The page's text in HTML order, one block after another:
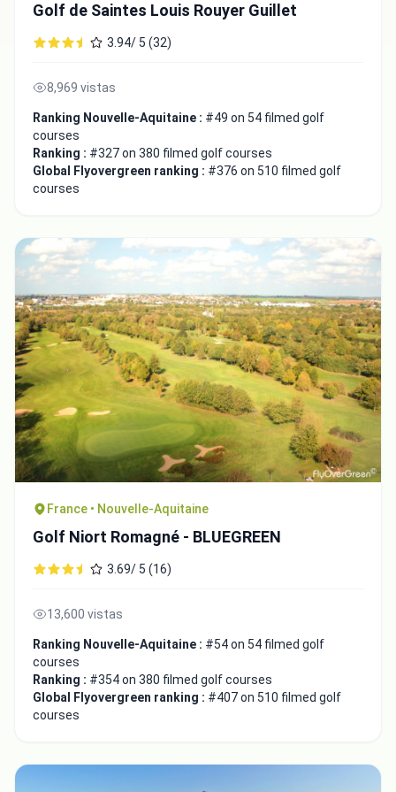
Golf de Saintes Louis Rouyer Guillet
3.94/ 5 (32)
8,969 vistas
Ranking Nouvelle-Aquitaine : #49 on 54 filmed golf
courses
Ranking : #327 on 380 filmed golf courses
Global Flyovergreen ranking : #376 on 510 filmed golf
courses
France • Nouvelle-Aquitaine
Golf Niort Romagné - BLUEGREEN
3.69/ 5 (16)
13,600 vistas
Ranking Nouvelle-Aquitaine : #54 on 54 filmed golf
courses
Ranking : #354 on 380 filmed golf courses
Global Flyovergreen ranking : #407 on 510 filmed golf
courses